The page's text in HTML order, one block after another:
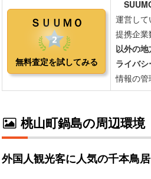
桃山町鍋島の周辺環境
外国人観光客に人気の千本鳥居